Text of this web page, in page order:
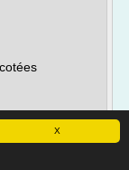
X
s'explique
propose.